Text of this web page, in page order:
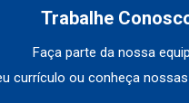
Trabalhe
Faça parte da nossa
currículo ou conheça